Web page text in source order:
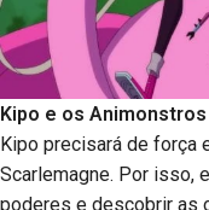
Kipo e os Animonstros
Kipo precisará de força
Scarlemagne. Por isso,
poderes e descobrir as